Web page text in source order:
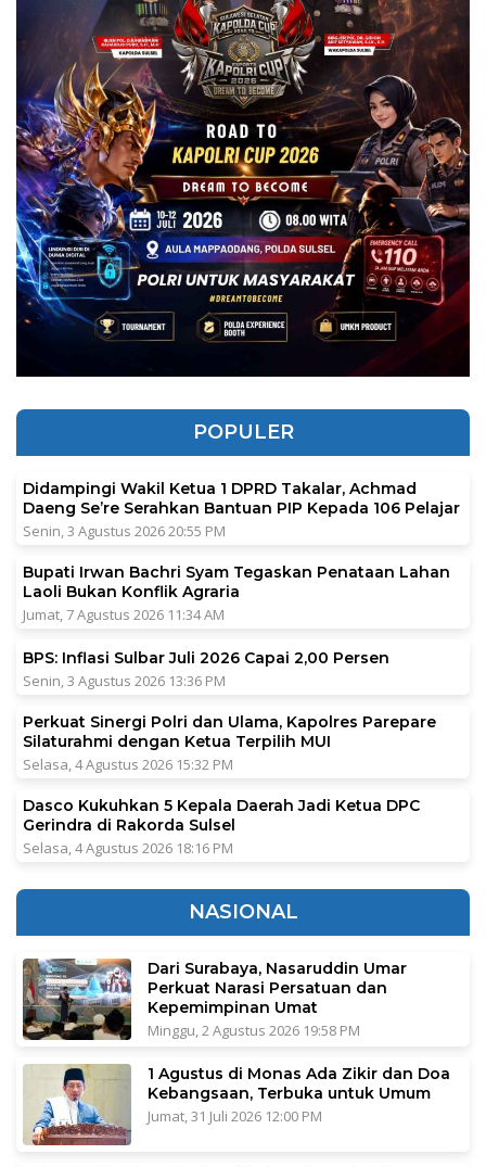
POPULER
Didampingi Wakil Ketua 1 DPRD Takalar, Achmad
Daeng Se’re Serahkan Bantuan PIP Kepada 106 Pelajar
Senin, 3 Agustus 2026 20:55 PM
Bupati Irwan Bachri Syam Tegaskan Penataan Lahan
Laoli Bukan Konflik Agraria
Jumat, 7 Agustus 2026 11:34 AM
BPS: Inflasi Sulbar Juli 2026 Capai 2,00 Persen
Senin, 3 Agustus 2026 13:36 PM
Perkuat Sinergi Polri dan Ulama, Kapolres Parepare
Silaturahmi dengan Ketua Terpilih MUI
Selasa, 4 Agustus 2026 15:32 PM
Dasco Kukuhkan 5 Kepala Daerah Jadi Ketua DPC
Gerindra di Rakorda Sulsel
Selasa, 4 Agustus 2026 18:16 PM
NASIONAL
Dari Surabaya, Nasaruddin Umar
Perkuat Narasi Persatuan dan
Kepemimpinan Umat
Minggu, 2 Agustus 2026 19:58 PM
1 Agustus di Monas Ada Zikir dan Doa
Kebangsaan, Terbuka untuk Umum
Jumat, 31 Juli 2026 12:00 PM